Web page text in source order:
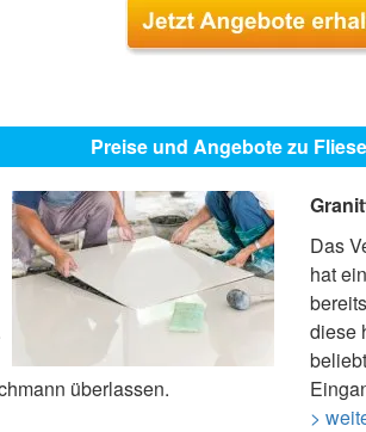
Preise und Angebote zu
überlassen.
Das
hat
diese
>